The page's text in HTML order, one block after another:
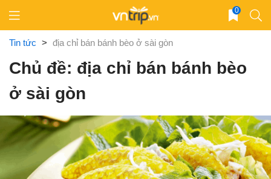
content
0
Tin tức > địa chỉ bán bánh bèo ở sài gòn
Chủ đề: địa chỉ bán bánh bèo
ở sài gòn